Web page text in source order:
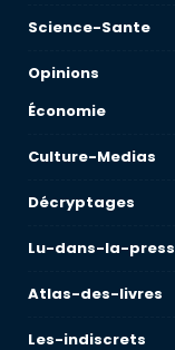
Science-Sante
Opinions
Économie
Culture-Medias
Décryptages
Lu-dans-la-
Atlas-des-livres
Les-indiscrets